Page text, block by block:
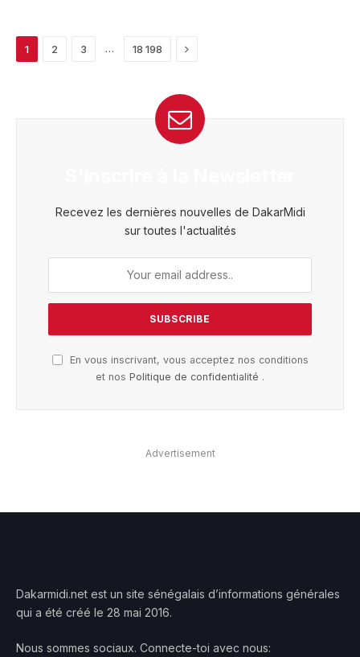
1 2 3 … 18 198 Next
Recevez les dernières nouvelles de DakarMidi
sur toutes l'actualités
En vous inscrivant, vous acceptez nos conditions
et nos Politique de confidentialité .
Advertisement
Dakarmidi.net est un site sénégalais d’informations générales
qui a été créé le 28 mai 2016.
Nous sommes sociaux. Connecte-toi avec nous: